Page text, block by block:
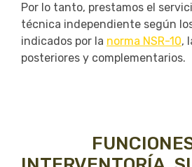
Por lo tanto, prestamos el
técnica independiente según
indicados por la norma NSR-10,
posteriores y complementarios.